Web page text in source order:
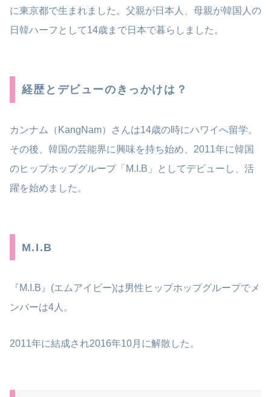
に東京都で生まれました。​父親が日本人、母親が韓国人の
日韓ハーフとして14歳まで日本で暮らしました。​
経歴とデビューのきっかけは？
カンナム（KangNam）さんは14歳の時にハワイへ留学。
その後、韓国の芸能界に興味を持ち始め、2011年に韓国
のヒップホップグループ「M.I.B」としてデビューし、活
躍を始めました。​
M.I.B
『M.I.B』(エムアイビー)は男性ヒップホップグループでメ
ンバーは4人。
2011年に結成され2016年10月に解散した。